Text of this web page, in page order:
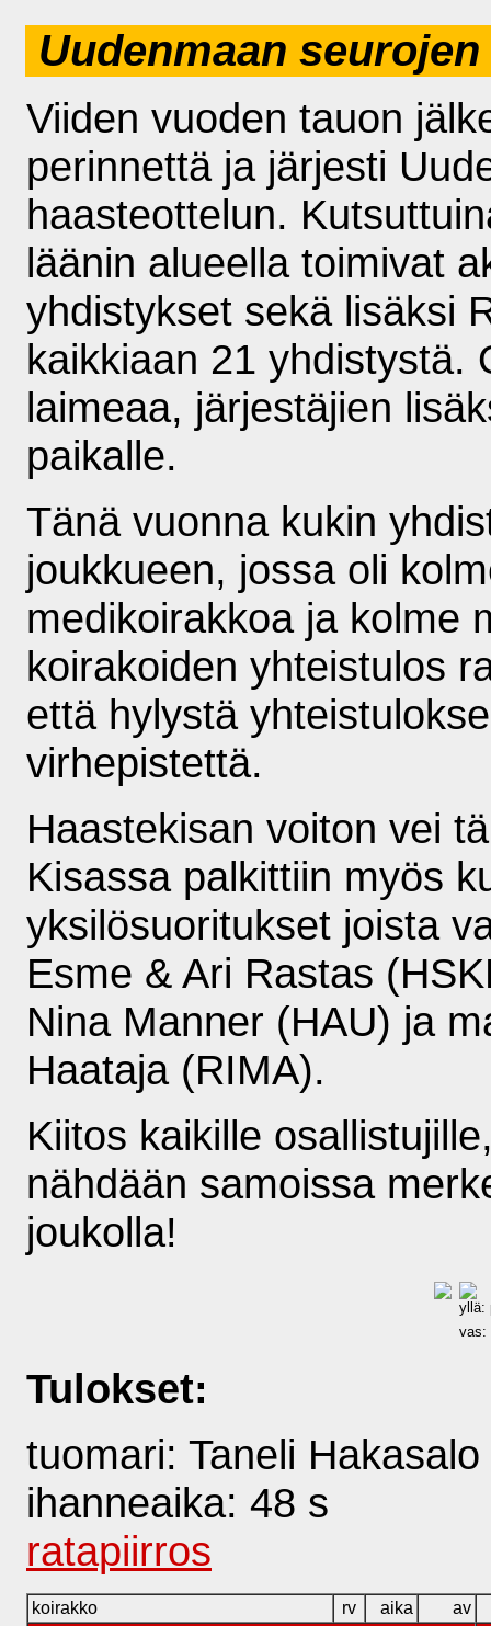
Uudenmaan
Viiden vuoden tauon
perinnettä ja järjesti
haasteottelun.
läänin alueella toimivat
yhdistykset sekä lisäksi
kaikkiaan 21 yhdistystä.
laimeaa, järjestäjien
paikalle.
Tänä vuonna kukin
joukkueen, jossa oli
medikoirakkoa ja kolme
koirakoiden yhteistulos
että hylystä
virhepistettä.
Haastekisan voiton vei
Kisassa palkittiin myös
yksilösuoritukset joista
Esme & Ari Rastas
Nina Manner (HAU) ja
Haataja (RIMA).
Kiitos kaikille
nähdään samoissa
joukolla!
yllä:
vas:
Tulokset:
tuomari: Taneli Hakasalo
ihanneaika: 48 s
ratapiirros
koirakko rv aika
av